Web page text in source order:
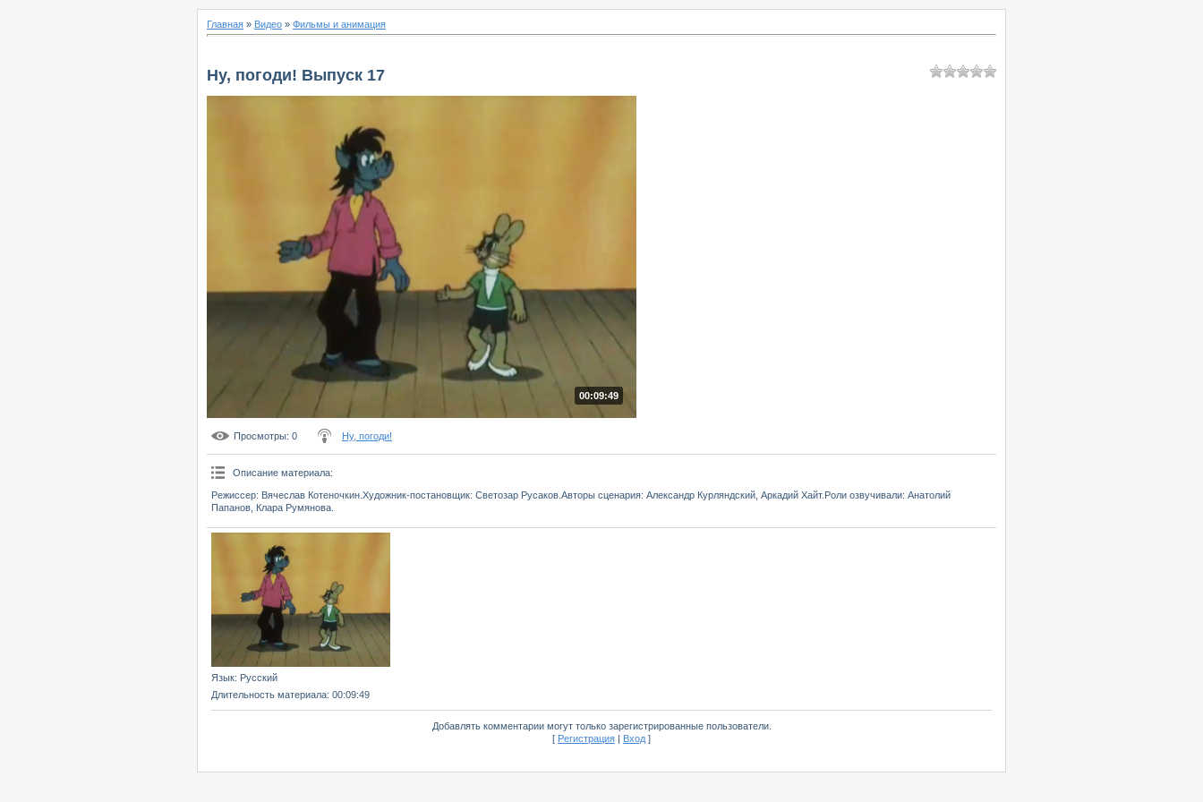
Главная » Видео » Фильмы и анимация
Ну, погоди! Выпуск 17
00:09:49
Просмотры: 0 Ну, погоди!
Описание материала:
Режиссер: Вячеслав Котеночкин.Художник-постановщик: Светозар Русаков.Авторы сценария: Александр Курляндский, Аркадий Хайт.Роли озвучивали: Анатолий
Папанов, Клара Румянова.
Язык: Русский
Длительность материала: 00:09:49
Добавлять комментарии могут только зарегистрированные пользователи.
[ Регистрация | Вход ]